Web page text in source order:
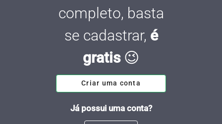
completo, basta
se cadastrar, é
gratis😉
Criar uma conta
Já possui uma conta?